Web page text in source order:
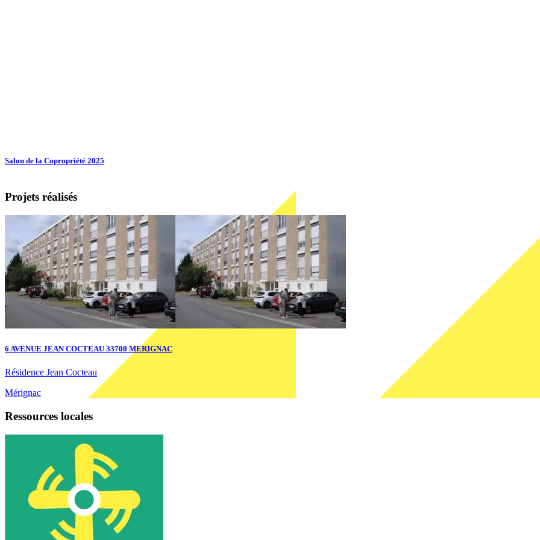
Salon de la Copropriété 2025
Projets réalisés
6 AVENUE JEAN COCTEAU 33700 MERIGNAC
Résidence Jean Cocteau
Mérignac
Ressources locales